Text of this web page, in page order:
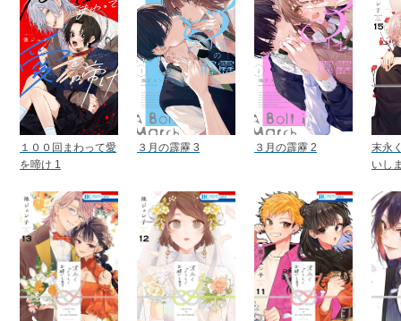
１００回まわって愛
を啼け 1
３月の霹靂 3 ３月の霹靂 2
末永
いし